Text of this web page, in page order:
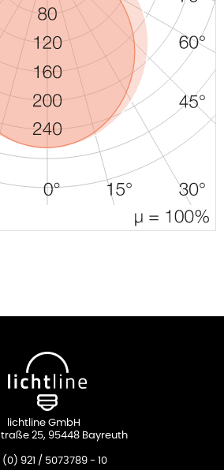
lichtline GmbH
25, 95448 Bayreuth
(0) 921 / 5073789 - 10